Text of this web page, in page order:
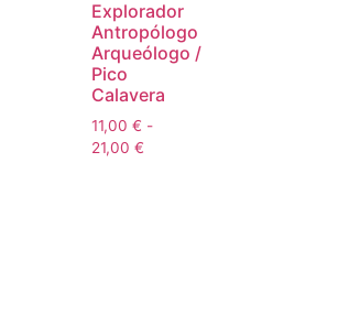
Explorador
Antropólogo
Arqueólogo /
Pico
Calavera
11,00 € -
21,00 €